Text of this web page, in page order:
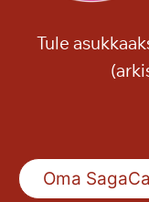
Tule
Oma